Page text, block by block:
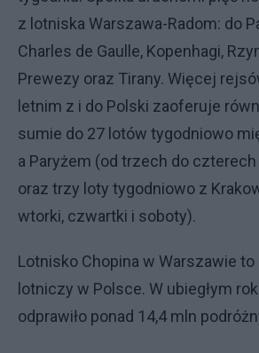
z lotniska Warszawa-Radom: do
Charles de Gaulle, Kopenhagi,
Prewezy oraz Tirany. Więcej
letnim z i do Polski zaoferuje
sumie do 27 lotów tygodniowo
a Paryżem (od trzech do
oraz trzy loty tygodniowo z
wtorki, czwartki i soboty).
Lotnisko Chopina w Warszawie
lotniczy w Polsce. W ubiegłym
odprawiło ponad 14,4 mln